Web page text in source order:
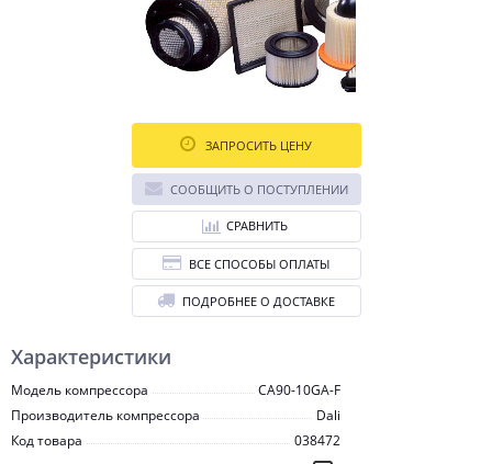
Характеристики
Модель компрессора
CA90-10GA-F
Производитель компрессора
Dali
Код товара
038472
ЗАПРОСИТЬ ЦЕНУ
СООБЩИТЬ О ПОСТУПЛЕНИИ
СРАВНИТЬ
ВСЕ СПОСОБЫ ОПЛАТЫ
ПОДРОБНЕЕ О ДОСТАВКЕ